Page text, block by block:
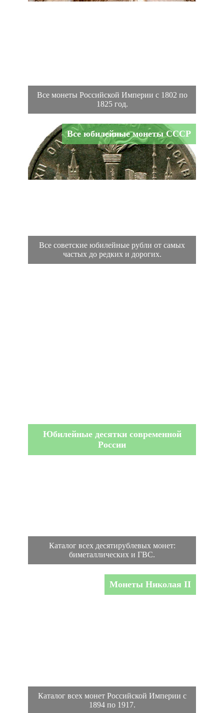
Все монеты Российской Империи с 1802 по
1825 год.
Все юбилейные монеты СССР
Все советские юбилейные рубли от самых
частых до редких и дорогих.
Юбилейные десятки современной
России
Каталог всех десятирублевых монет:
биметаллических и ГВС.
Монеты Николая II
Каталог всех монет Российской Империи с
1894 по 1917.